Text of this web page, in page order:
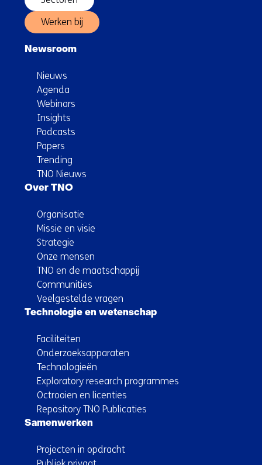
Werken bij
Newsroom
Nieuws
Agenda
Webinars
Insights
Podcasts
Papers
Trending
TNO Nieuws
Over TNO
Organisatie
Missie en visie
Strategie
Onze mensen
TNO en de maatschappij
Communities
Veelgestelde vragen
Technologie en wetenschap
Faciliteiten
Onderzoeksapparaten
Technologieën
Exploratory research programmes
Octrooien en licenties
Repository TNO Publicaties
Samenwerken
Projecten in opdracht